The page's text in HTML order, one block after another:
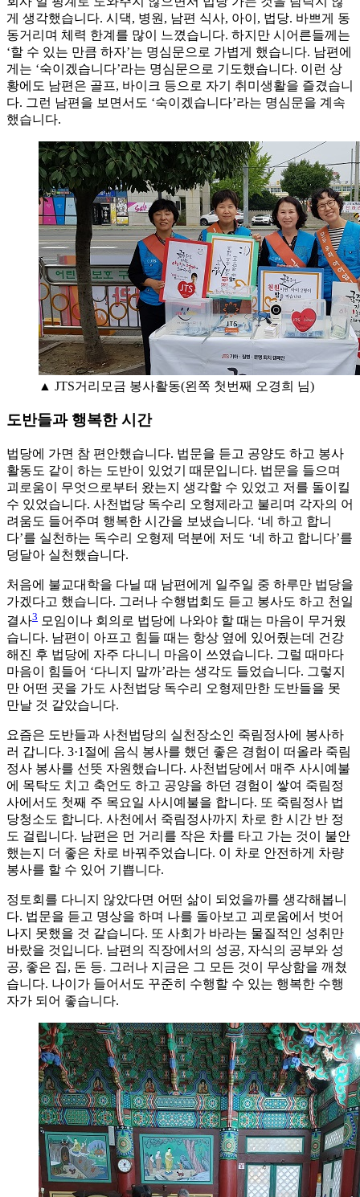
게 생각했습니다. 시댁, 병원, 남편 식사, 아이, 법당. 바쁘게 동
동거리며 체력 한계를 많이 느꼈습니다. 하지만 시어른들께는
‘할 수 있는 만큼 하자’는 명심문으로 가볍게 했습니다. 남편에
게는 ‘숙이겠습니다’라는 명심문으로 기도했습니다. 이런 상
황에도 남편은 골프, 바이크 등으로 자기 취미생활을 즐겼습니
다. 그런 남편을 보면서도 ‘숙이겠습니다’라는 명심문을 계속
했습니다.
▲ JTS거리모금 봉사활동(왼쪽 첫번째 오경희 님)
도반들과 행복한 시간
법당에 가면 참 편안했습니다. 법문을 듣고 공양도 하고 봉사
활동도 같이 하는 도반이 있었기 때문입니다. 법문을 들으며
괴로움이 무엇으로부터 왔는지 생각할 수 있었고 저를 돌이킬
수 있었습니다. 사천법당 독수리 오형제라고 불리며 각자의 어
려움도 들어주며 행복한 시간을 보냈습니다. ‘네 하고 합니
다’를 실천하는 독수리 오형제 덕분에 저도 ‘네 하고 합니다’를
덩달아 실천했습니다.
처음에 불교대학을 다닐 때 남편에게 일주일 중 하루만 법당을
가겠다고 했습니다. 그러나 수행법회도 듣고 봉사도 하고 천일
결사3 모임이나 회의로 법당에 나와야 할 때는 마음이 무거웠
습니다. 남편이 아프고 힘들 때는 항상 옆에 있어줬는데 건강
해진 후 법당에 자주 다니니 마음이 쓰였습니다. 그럴 때마다
마음이 힘들어 ‘다니지 말까’라는 생각도 들었습니다. 그렇지
만 어떤 곳을 가도 사천법당 독수리 오형제만한 도반들을 못
만날 것 같았습니다.
요즘은 도반들과 사천법당의 실천장소인 죽림정사에 봉사하
러 갑니다. 3·1절에 음식 봉사를 했던 좋은 경험이 떠올라 죽림
정사 봉사를 선뜻 자원했습니다. 사천법당에서 매주 사시예불
에 목탁도 치고 축언도 하고 공양을 하던 경험이 쌓여 죽림정
사에서도 첫째 주 목요일 사시예불을 합니다. 또 죽림정사 법
당청소도 합니다. 사천에서 죽림정사까지 차로 한 시간 반 정
도 걸립니다. 남편은 먼 거리를 작은 차를 타고 가는 것이 불안
했는지 더 좋은 차로 바꿔주었습니다. 이 차로 안전하게 차량
봉사를 할 수 있어 기쁩니다.
정토회를 다니지 않았다면 어떤 삶이 되었을까를 생각해봅니
다. 법문을 듣고 명상을 하며 나를 돌아보고 괴로움에서 벗어
나지 못했을 것 같습니다. 또 사회가 바라는 물질적인 성취만
바랐을 것입니다. 남편의 직장에서의 성공, 자식의 공부와 성
공, 좋은 집, 돈 등. 그러나 지금은 그 모든 것이 무상함을 깨쳤
습니다. 나이가 들어서도 꾸준히 수행할 수 있는 행복한 수행
자가 되어 좋습니다.